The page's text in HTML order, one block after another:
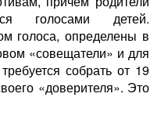
голосами детей.
голоса, определены в
«совещатели» и для
собрать от 19
«доверителя». Это